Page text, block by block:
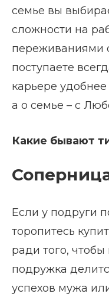
семье вы
сложности на
переживаниями
поступаете
карьере удобнее
а о семье – с
Какие бывают
Если у подруги
торопитесь
ради того, чтобы
подружка
успехов мужа